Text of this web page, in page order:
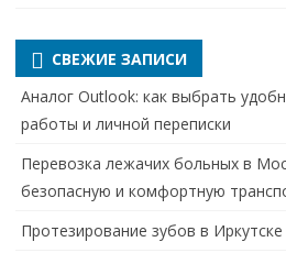
СВЕЖИЕ ЗАПИСИ
Аналог Outlook: как выбрать
работы и личной переписки
Перевозка лежачих больных в
безопасную и комфортную
Протезирование зубов в Иркутске